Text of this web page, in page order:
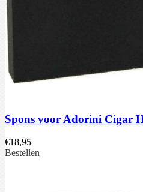
Spons voor Adorini Cigar
€18,95
Bestellen